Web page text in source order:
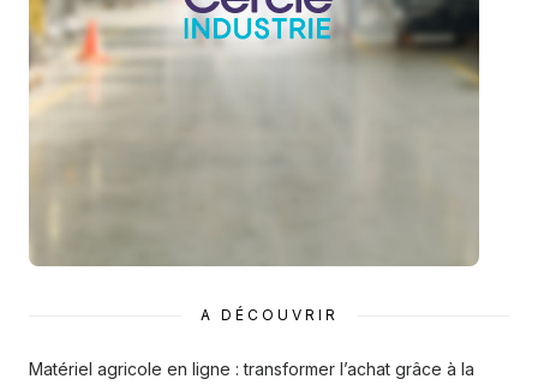
A DÉCOUVRIR
Matériel agricole en ligne : transformer l’achat grâce à la